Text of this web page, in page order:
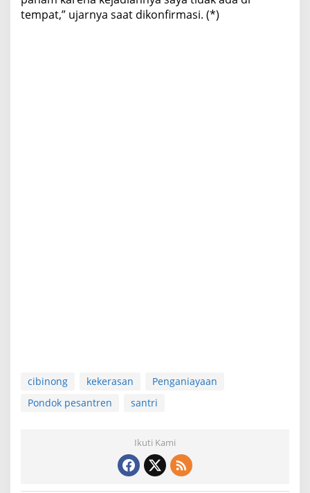
tempat,” ujarnya saat dikonfirmasi. (*)
cibinong kekerasan
Penganiayaan
Pondok pesantren
santri
Ikuti Kami